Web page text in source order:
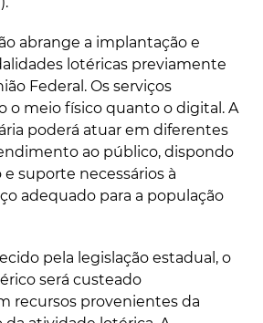
abrange a implantação e
lotéricas previamente
Federal. Os serviços
meio físico quanto o digital. A
poderá atuar em diferentes
ao público, dispondo
suporte necessários à
adequado para a população
pela legislação estadual, o
será custeado
recursos provenientes da